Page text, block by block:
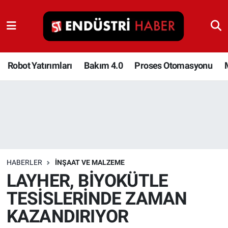
Robot Yatırımları Bakım 4.0 Proses Otomasyonu
HABERLER İNŞAAT VE MALZEME
LAYHER, BİYOKÜTLE
TESİSLERİNDE ZAMAN
KAZANDIRIYOR
Robot Yatırımları
Bakım 4.0
Depolama Çözümleri
İnşaat ve Malzeme
HaberOrtak